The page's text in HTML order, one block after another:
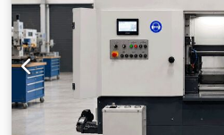
мм
, Опрема: Ознака CE,